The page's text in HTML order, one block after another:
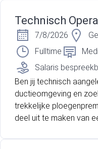
Technisch
7/8/2026
Fulltime
Salaris
Ben jij technisch
ductieomgeving en
trekkelijke
deel uit te maken van
Voor een